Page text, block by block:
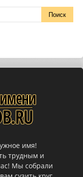
имя!
трудным и
Мы собрали